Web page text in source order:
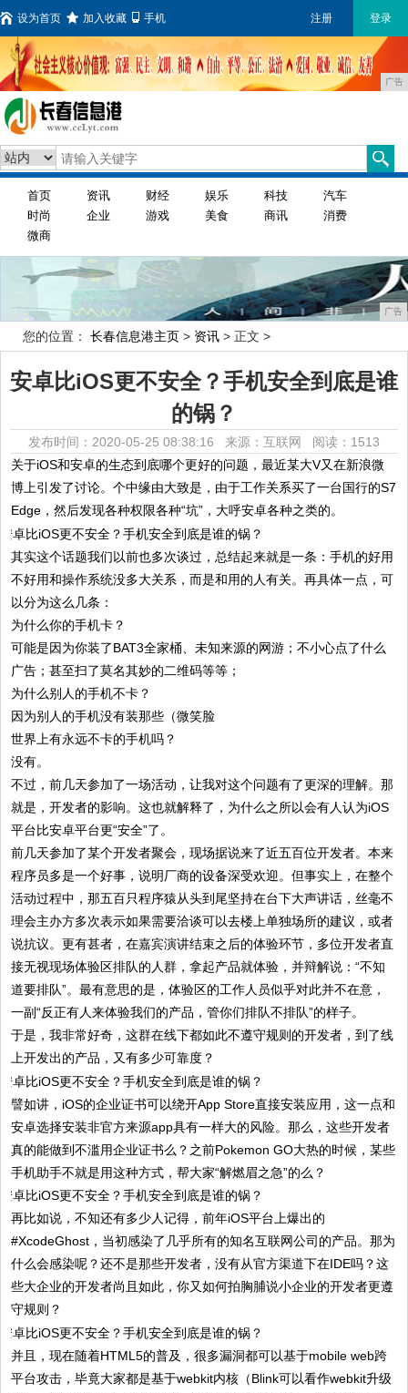
设为首页 加入收藏 手机 注册 登录
广告
首页 资讯 财经 娱乐 科技
汽车
时尚
企业 游戏 美食 商讯
消费
微商
广告
您的位置： 长春信息港主页 > 资讯 > 正文 >
安卓比iOS更不安全？手机安全到底是谁
的锅？
发布时间：2020-05-25 08:38:16 来源：互联网 阅读：1513
关于iOS和安卓的生态到底哪个更好的问题，最近某大V又在新浪微
博上引发了讨论。个中缘由大致是，由于工作关系买了一台国行的S7
Edge，然后发现各种权限各种“坑”，大呼安卓各种之类的。
其实这个话题我们以前也多次谈过，总结起来就是一条：手机的好用
不好用和操作系统没多大关系，而是和用的人有关。再具体一点，可
以分为这么几条：
为什么你的手机卡？
可能是因为你装了BAT3全家桶、未知来源的网游；不小心点了什么
广告；甚至扫了莫名其妙的二维码等等；
为什么别人的手机不卡？
因为别人的手机没有装那些（微笑脸
世界上有永远不卡的手机吗？
没有。
不过，前几天参加了一场活动，让我对这个问题有了更深的理解。那
就是，开发者的影响。这也就解释了，为什么之所以会有人认为iOS
平台比安卓平台更“安全”了。
前几天参加了某个开发者聚会，现场据说来了近五百位开发者。本来
程序员多是一个好事，说明厂商的设备深受欢迎。但事实上，在整个
活动过程中，那五百只程序猿从头到尾坚持在台下大声讲话，丝毫不
理会主办方多次表示如果需要洽谈可以去楼上单独场所的建议，或者
说抗议。更有甚者，在嘉宾演讲结束之后的体验环节，多位开发者直
接无视现场体验区排队的人群，拿起产品就体验，并辩解说：“不知
道要排队”。最有意思的是，体验区的工作人员似乎对此并不在意，
一副“反正有人来体验我们的产品，管你们排队不排队”的样子。
于是，我非常好奇，这群在线下都如此不遵守规则的开发者，到了线
上开发出的产品，又有多少可靠度？
譬如讲，iOS的企业证书可以绕开App Store直接安装应用，这一点和
安卓选择安装非官方来源app具有一样大的风险。那么，这些开发者
真的能做到不滥用企业证书么？之前Pokemon GO大热的时候，某些
手机助手不就是用这种方式，帮大家“解燃眉之急”的么？
再比如说，不知还有多少人记得，前年iOS平台上爆出的
#XcodeGhost，当初感染了几乎所有的知名互联网公司的产品。那为
什么会感染呢？还不是那些开发者，没有从官方渠道下在IDE吗？这
些大企业的开发者尚且如此，你又如何拍胸脯说小企业的开发者更遵
守规则？
并且，现在随着HTML5的普及，很多漏洞都可以基于mobile web跨
平台攻击，毕竟大家都是基于webkit内核（Blink可以看作webkit升级